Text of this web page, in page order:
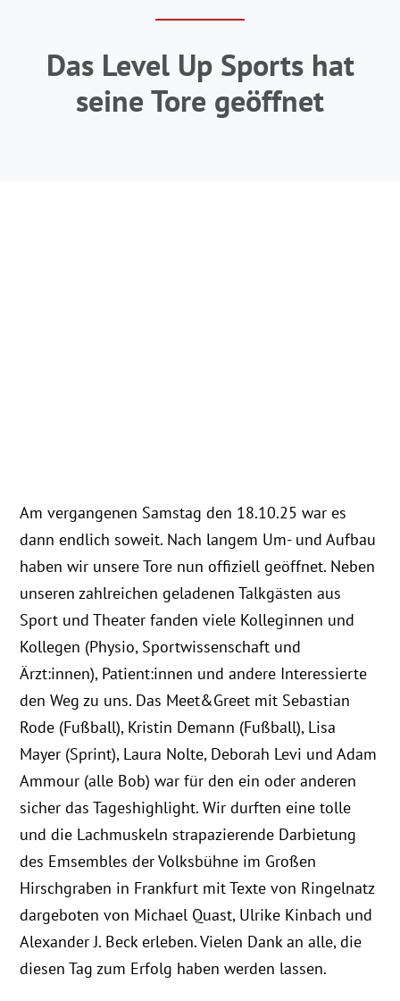
Das Level Up Sports hat
seine Tore geöffnet
Am vergangenen Samstag den 18.10.25 war es
dann endlich soweit. Nach langem Um- und Aufbau
haben wir unsere Tore nun offiziell geöffnet. Neben
unseren zahlreichen geladenen Talkgästen aus
Sport und Theater fanden viele Kolleginnen und
Kollegen (Physio, Sportwissenschaft und
Ärzt:innen), Patient:innen und andere Interessierte
den Weg zu uns. Das Meet&Greet mit Sebastian
Rode (Fußball), Kristin Demann (Fußball), Lisa
Mayer (Sprint), Laura Nolte, Deborah Levi und Adam
Ammour (alle Bob) war für den ein oder anderen
sicher das Tageshighlight. Wir durften eine tolle
und die Lachmuskeln strapazierende Darbietung
des Emsembles der Volksbühne im Großen
Hirschgraben in Frankfurt mit Texte von Ringelnatz
dargeboten von Michael Quast, Ulrike Kinbach und
Alexander J. Beck erleben. Vielen Dank an alle, die
diesen Tag zum Erfolg haben werden lassen.